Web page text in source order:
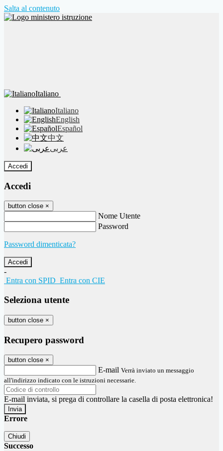
Salta al contenuto
Italiano
Italiano
English
Español
中文
عربى
Accedi
Accedi
button close ×
Nome Utente
Password
Password dimenticata?
-
Entra con SPID Entra con CIE
Seleziona utente
button close ×
Recupero password
button close ×
E-mail Verrà inviato un messaggio
all'indirizzo indicato con le istruzioni necessarie.
E-mail inviata, si prega di controllare la casella di posta elettronica!
Errore
Chiudi
Successo